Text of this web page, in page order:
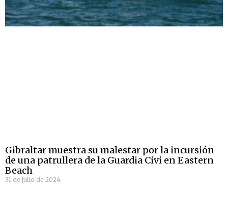
Gibraltar muestra su malestar por la incursión
de una patrullera de la Guardia Civi en Eastern
Beach
31 de julio de 2024